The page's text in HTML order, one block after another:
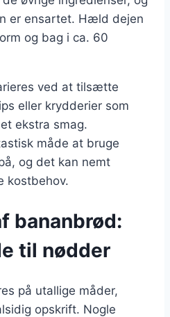
er ensartet. Hæld dejen
og bag i ca. 60
ved at tilsætte
eller krydderier som
ekstra smag.
måde at bruge
og det kan nemt
kostbehov.
bananbrød:
til nødder
på utallige måder,
opskrift. Nogle